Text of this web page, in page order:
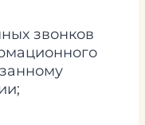
звонков